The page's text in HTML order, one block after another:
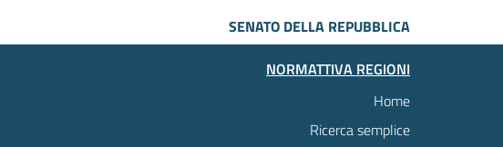
SENATO DELLA REPUBBLICA
NORMATTIVA REGIONI
Home
Ricerca semplice